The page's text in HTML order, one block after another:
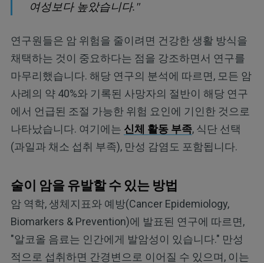
여성보다 높았습니다."
연구원들은 암 위험을 줄이려면 건강한 생활 방식을
채택하는 것이 중요하다는 점을 강조하면서 연구를
마무리했습니다. 해당 연구의 분석에 따르면, 모든 암
사례의 약 40%와 기록된 사망자의 절반이 해당 연구
에서 언급된 조절 가능한 위험 요인에 기인한 것으로
나타났습니다. 여기에는 신체 활동 부족, 식단 선택
(과일과 채소 섭취 부족), 만성 감염도 포함됩니다.
술이 암을 유발할 수 있는 방법
암 역학, 생체지표와 예방(Cancer Epidemiology,
Biomarkers & Prevention)에 발표된 연구에 따르면,
"알코올 음료는 인간에게 발암성이 있습니다." 만성
적으로 섭취하면 간경변으로 이어질 수 있으며, 이는